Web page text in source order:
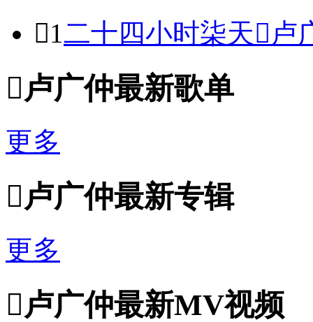
1二十四小时柒天卢
 卢广仲最新歌单
更多
 卢广仲最新专辑
更多
 卢广仲最新MV视频